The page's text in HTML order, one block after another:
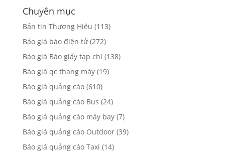
Chuyên mục
Bản tin Thương Hiệu (113)
Báo giá báo điện tử(272)
Báo giá Báo giấy tạp chí(138)
Báo giá qc thang máy(19)
Báo giá quảng cáo(610)
Báo giá quảng cáo Bus (24)
Báo giá quảng cáo máy bay(7)
Báo giá quảng cáo Outdoor(39)
Báo giá quảng cáo Taxi (14)